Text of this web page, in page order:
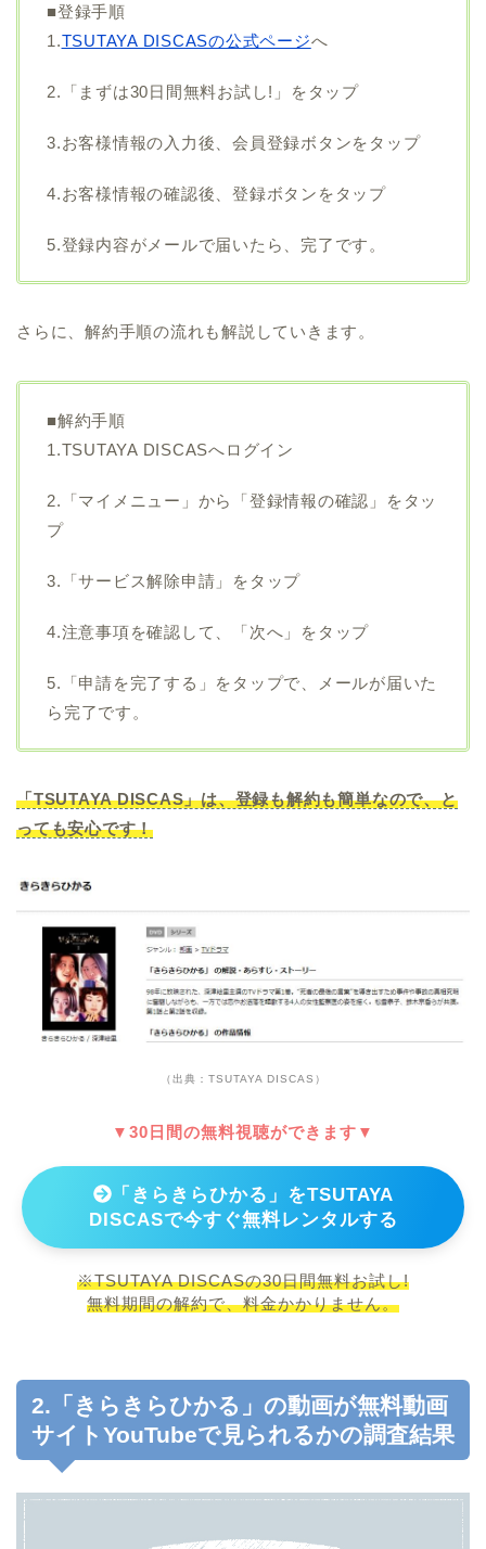
■登録手順
1.TSUTAYA DISCASの公式ページへ
2.「まずは30日間無料お試し!」をタップ
3.お客様情報の入力後、会員登録ボタンをタップ
4.お客様情報の確認後、登録ボタンをタップ
5.登録内容がメールで届いたら、完了です。
さらに、解約手順の流れも解説していきます。
■解約手順
1.TSUTAYA DISCASへログイン
2.「マイメニュー」から「登録情報の確認」をタッ
プ
3.「サービス解除申請」をタップ
4.注意事項を確認して、「次へ」をタップ
5.「申請を完了する」をタップで、メールが届いた
ら完了です。
「TSUTAYA DISCAS」は、登録も解約も簡単なので、と
っても安心です！
（出典：TSUTAYA DISCAS）
▼30日間の無料視聴ができます▼
「きらきらひかる」をTSUTAYA
DISCASで今すぐ無料レンタルする
※TSUTAYA DISCASの30日間無料お試し!
無料期間の解約で、料金かかりません。
2.「きらきらひかる」の動画が無料動画
サイトYouTubeで見られるかの調査結果